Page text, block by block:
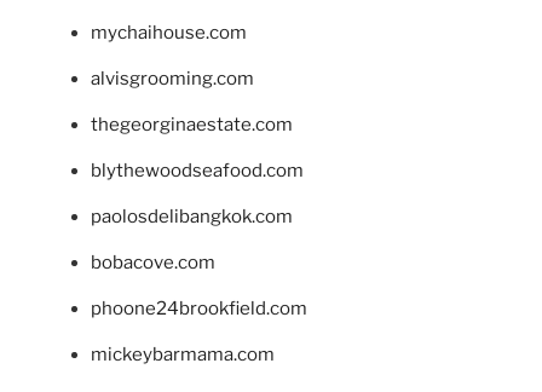
mychaihouse.com
alvisgrooming.com
thegeorginaestate.com
blythewoodseafood.com
paolosdelibangkok.com
bobacove.com
phoone24brookfield.com
mickeybarmama.com